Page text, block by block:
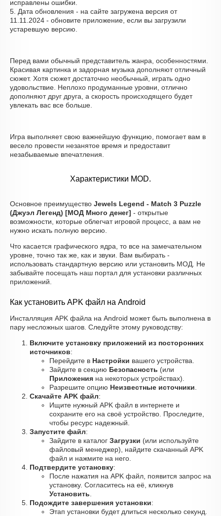
исправлены ошибки.
5. Дата обновления - на сайте загружена версия от
11.11.2024 - обновите приложение, если вы загрузили
устаревшую версию.
Перед вами обычный представитель жанра, особенностями.
Красивая картинка и задорная музыка дополняют отличный
сюжет. Хотя сюжет достаточно необычный, играть одно
удовольствие. Неплохо продуманные уровни, отлично
дополняют друг друга, а скорость происходящего будет
увлекать вас все больше.
Игра выполняет свою важнейшую функцию, помогает вам в
весело провести незанятое время и предоставит
незабываемые впечатления.
Характеристики MOD.
Основное преимущество Jewels Legend - Match 3 Puzzle
(Джуэл Легенд) [МОД Много денег] - открытые
возможности, которые облегчат игровой процесс, а вам не
нужно искать полную версию.
Что касается графического ядра, то все на замечательном
уровне, точно так же, как и звуки. Вам выбирать -
использовать стандартную версию или установить МОД. Не
забывайте посещать наш портал для установки различных
приложений.
Как установить APK файл на Android
Инсталляция APK файла на Android может быть выполнена в
пару несложных шагов. Следуйте этому руководству:
Включите установку приложений из посторонних
источников:
Перейдите в Настройки вашего устройства.
Зайдите в секцию Безопасность (или
Приложения на некоторых устройствах).
Разрешите опцию Неизвестные источники
Скачайте APK файл:
Ищите нужный APK файл в интернете и
сохраните его на своё устройство. Проследите,
чтобы ресурс надежный.
Запустите файл:
Зайдите в каталог Загрузки (или используйте
файловый менеджер), найдите скачанный APK
файл и нажмите на него.
Подтвердите установку:
После нажатия на APK файл, появится запрос на
установку. Согласитесь на её, кликнув
Установить
Подождите завершения установки:
Этап установки будет длиться несколько секунд.